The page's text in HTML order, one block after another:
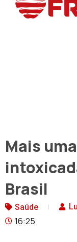
Mais
Brasil
Saúde
16:25